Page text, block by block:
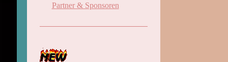
Partner & Sponsoren